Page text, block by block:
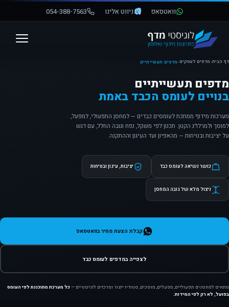
פתח סרגל נגישות
וואטסאפ ניווט אלינו 054-388-7563
דף הבית‹מדפים לעסקים ‹מדפים תעשייתיים
מדפים תעשייתיים
בנויים לעומס הכבד באמת
מערכות מידוף ממתכת לעומסים כבדים — למחסן התפעולי, למפעל,
למוסך ולמרלו״ג הקטן. תכנון לפי משקל, נפח וגובה החלל, עם דגש
על יציבות ובטיחות — מהאפיון ועד העיגון וההתקנה.
כושר נשיאה לעומס כבד יציבות, עיגון ובטיחות
ניצול מלא של גובה המחסן
קבלת הצעת מחיר בוואטסאפ
לצפייה במדפים לעומס כבד
מתאים למחסנים תפעוליים, מפעלים, מוסכים, סטודיו ייצור ומרכזים לוגיסטיים — כל מערכת מתוכננת לפי העומס
בפועל, לא רק לפי המידות.